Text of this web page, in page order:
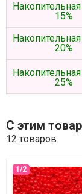
15%
20%
25%
С этим
12 товаров